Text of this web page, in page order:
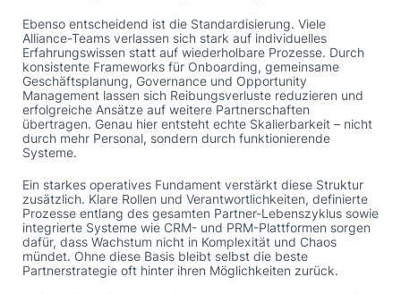
Ebenso entscheidend ist die Standardisierung. Viele
Alliance-Teams verlassen sich stark auf individuelles
Erfahrungswissen statt auf wiederholbare Prozesse. Durch
konsistente Frameworks für Onboarding, gemeinsame
Geschäftsplanung, Governance und Opportunity
Management lassen sich Reibungsverluste reduzieren und
erfolgreiche Ansätze auf weitere Partnerschaften
übertragen. Genau hier entsteht echte Skalierbarkeit – nicht
durch mehr Personal, sondern durch funktionierende
Systeme.
Ein starkes operatives Fundament verstärkt diese Struktur
zusätzlich. Klare Rollen und Verantwortlichkeiten, definierte
Prozesse entlang des gesamten Partner-Lebenszyklus sowie
integrierte Systeme wie CRM- und PRM-Plattformen sorgen
dafür, dass Wachstum nicht in Komplexität und Chaos
mündet. Ohne diese Basis bleibt selbst die beste
Partnerstrategie oft hinter ihren Möglichkeiten zurück.